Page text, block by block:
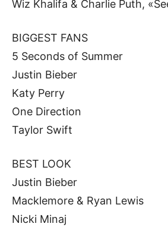
Wiz Khalifa & Charlie Puth,
BIGGEST FANS
5 Seconds of Summer
Justin Bieber
Katy Perry
One Direction
Taylor Swift
BEST LOOK
Justin Bieber
Macklemore & Ryan Lewis
Nicki Minaj